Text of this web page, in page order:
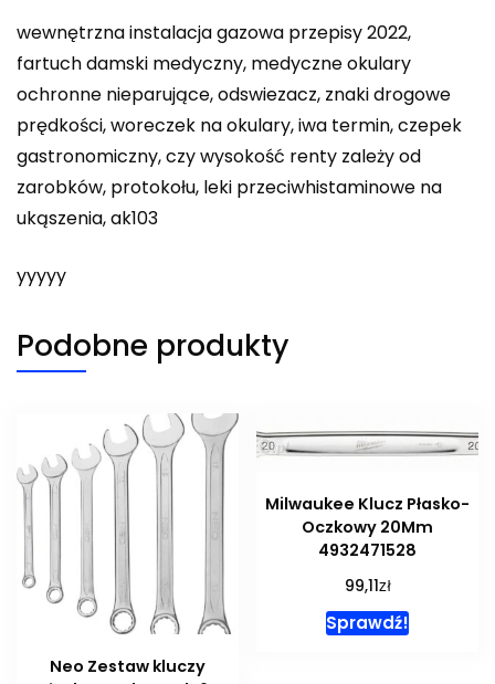
wewnętrzna instalacja gazowa przepisy 2022,
fartuch damski medyczny, medyczne okulary
ochronne nieparujące, odswiezacz, znaki drogowe
prędkości, woreczek na okulary, iwa termin, czepek
gastronomiczny, czy wysokość renty zależy od
zarobków, protokołu, leki przeciwhistaminowe na
ukąszenia, ak103
yyyyy
Podobne produkty
Neo Zestaw kluczy
Milwaukee Klucz Płasko-
Oczkowy 20Mm
4932471528
99,11zł
Sprawdź!